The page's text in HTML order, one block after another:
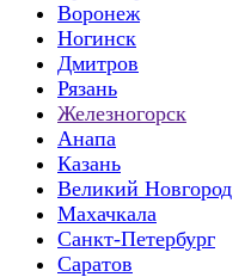
Воронеж
Ногинск
Дмитров
Рязань
Железногорск
Анапа
Казань
Великий Новгород
Махачкала
Санкт-Петербург
Саратов